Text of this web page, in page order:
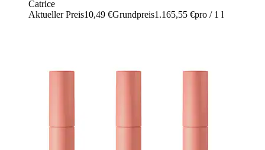
Catrice
Aktueller Preis10,49 €Grundpreis1.165,55 €pro / 1 l